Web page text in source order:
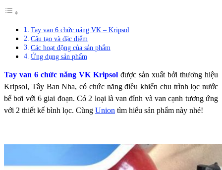
Tay van 6 chức năng VK – Kripsol
Cấu tạo và đặc điểm
Các hoạt động của sản phẩm
Ứng dụng sản phẩm
Tay van 6 chức năng VK Kripsol được sản xuất bởi thương hiệu
Kripsol, Tây Ban Nha, có chức năng điều khiển chu trình lọc nước
bể bơi với 6 giai đoạn. Có 2 loại là van đỉnh và van cạnh tương ứng
với 2 thiết kế bình lọc. Cùng Union tìm hiểu sản phẩm này nhé!